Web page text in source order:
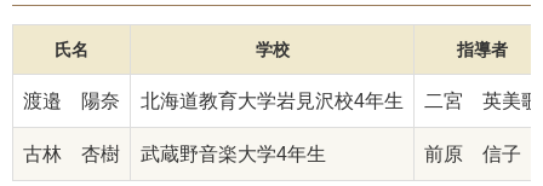
氏名 学校 指導者
渡邉 陽奈 北海道教育大学岩見沢校4年生 二宮 英美歌
古林 杏樹 武蔵野音楽大学4年生 前原 信子